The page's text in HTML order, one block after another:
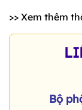
>> Xem thêm
Bộ